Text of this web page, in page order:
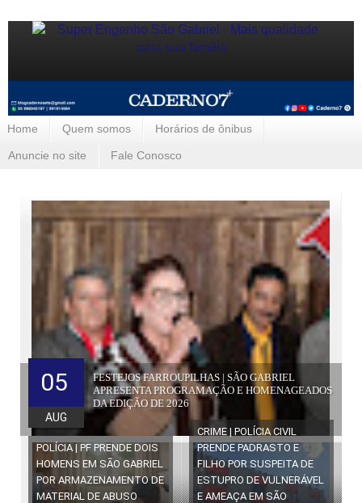
Home Quem somos Horários de ônibus
Anuncie no site Fale Conosco
FESTEJOS FARROUPILHAS | SÃO GABRIEL
APRESENTA PROGRAMAÇÃO E HOMENAGEADOS
DA EDIÇÃO DE 2026
05
AUG
POLÍCIA | PF PRENDE DOIS
HOMENS EM SÃO GABRIEL
POR ARMAZENAMENTO DE
MATERIAL DE ABUSO
CRIME | POLÍCIA CIVIL
PRENDE PADRASTO E
FILHO POR SUSPEITA DE
ESTUPRO DE VULNERÁVEL
E AMEAÇA EM SÃO